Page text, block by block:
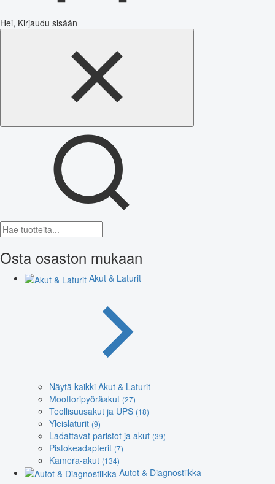
Hei, Kirjaudu sisään
Osta osaston mukaan
Akut & Laturit
Näytä kaikki Akut & Laturit
Moottoripyöräakut (27)
Teollisuusakut ja UPS (18)
Yleislaturit (9)
Ladattavat paristot ja akut (39)
Pistokeadapterit (7)
Kamera-akut (134)
Autot & Diagnostiikka